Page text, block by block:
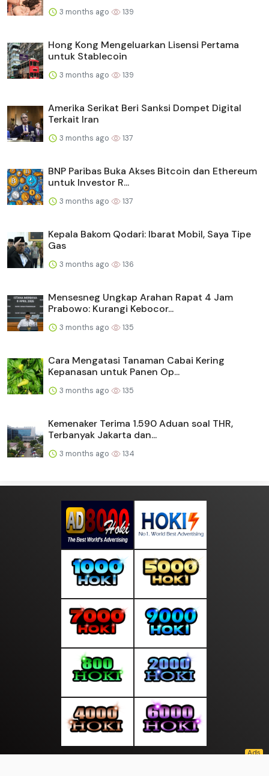
3 months ago 139
Hong Kong Mengeluarkan Lisensi Pertama
untuk Stablecoin
3 months ago 139
Amerika Serikat Beri Sanksi Dompet Digital
Terkait Iran
3 months ago 137
BNP Paribas Buka Akses Bitcoin dan Ethereum
untuk Investor R...
3 months ago 137
Kepala Bakom Qodari: Ibarat Mobil, Saya Tipe
Gas
3 months ago 136
Mensesneg Ungkap Arahan Rapat 4 Jam
Prabowo: Kurangi Kebocor...
3 months ago 135
Cara Mengatasi Tanaman Cabai Kering
Kepanasan untuk Panen Op...
3 months ago 135
Kemenaker Terima 1.590 Aduan soal THR,
Terbanyak Jakarta dan...
3 months ago 134